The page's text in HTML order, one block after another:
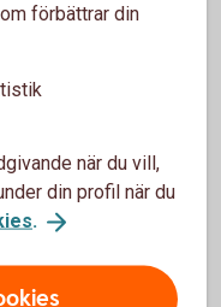
åt dig,
att
vi dig flytta
förbättrar din
när du vill,
din profil när du
.